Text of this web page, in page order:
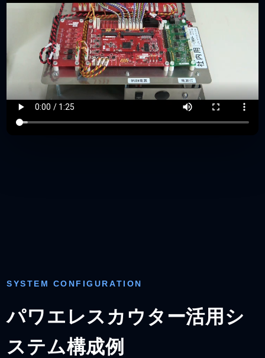
SYSTEM CONFIGURATION
パワエレスカウター活用シ
ステム構成例